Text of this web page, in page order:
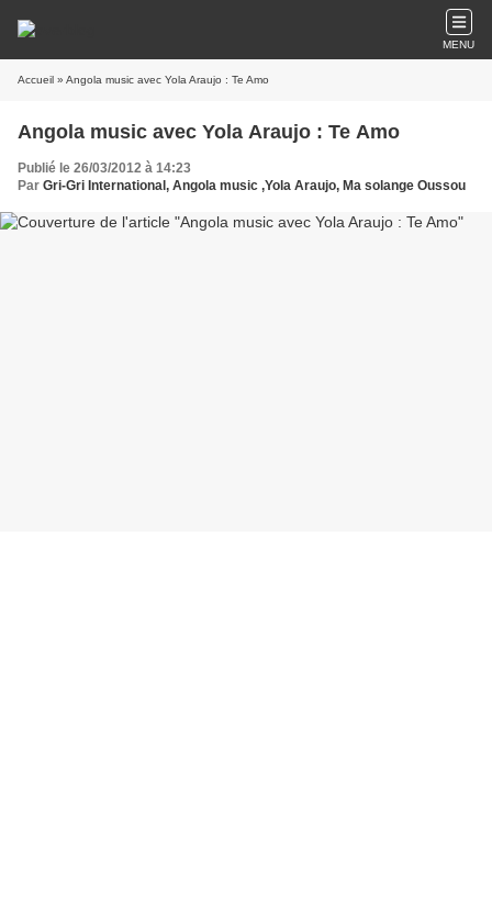
MENU
Accueil » Angola music avec Yola Araujo : Te Amo
Angola music avec Yola Araujo : Te Amo
Publié le 26/03/2012 à 14:23
Par Gri-Gri International, Angola music ,Yola Araujo, Ma solange Oussou